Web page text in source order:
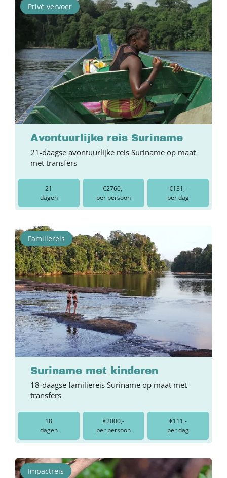
Privé vervoer
Avontuurlijke reis Suriname
21-daagse avontuurlijke reis Suriname op maat
met transfers
21
dagen
€2760,-
per persoon
€131,-
per dag
Familiereis
Suriname met kinderen
18-daagse familiereis Suriname op maat met
transfers
18
dagen
€2000,-
per persoon
€111,-
per dag
Impactreis